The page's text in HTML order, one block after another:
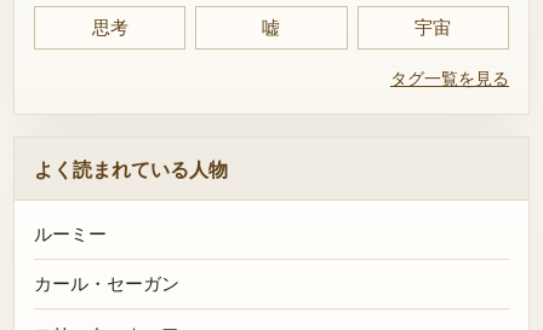
思考 嘘 宇宙
タグ一覧を見る
よく読まれている人物
ルーミー
カール・セーガン